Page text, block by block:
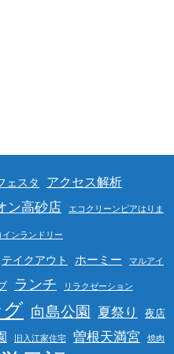
ェスタ アクセス解析
ン高砂店 エコクリーンピアはりま
インランドリー
テイクアウト ホーミー マルアイ
ランチ リラクゼーション
向島公園 夏祭り 夜店
旧入江家住宅 曽根天満宮 焼肉